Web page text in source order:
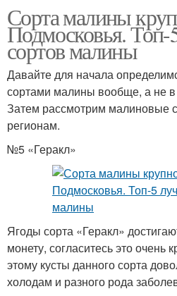
Сорта малины
Подмосковья.
сортов малины
Давайте для начала
сортами малины вообще, а не в
Затем рассмотрим малиновые
регионам.
№5 «Геракл»
Ягоды сорта «Геракл»
монету, согласитесь это
этому кусты данного сорта
холодам и разного рода